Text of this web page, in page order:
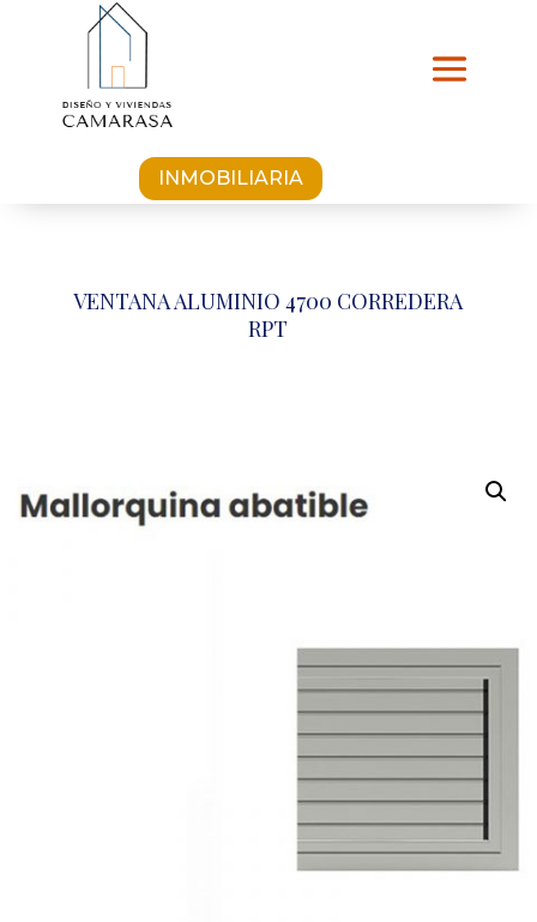
INMOBILIARIA
VENTANA ALUMINIO 4700 CORREDERA
RPT